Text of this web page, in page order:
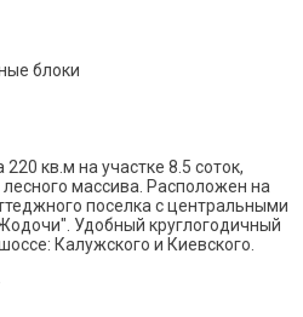
блоки
кв.м на участке 8.5 соток,
массива. Расположен на
поселка с центральными
Удобный круглогодичный
Калужского и Киевского.